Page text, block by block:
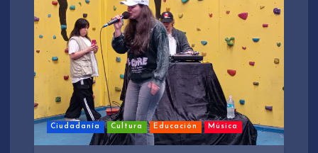
Ciudadanía Cultura Educación Música